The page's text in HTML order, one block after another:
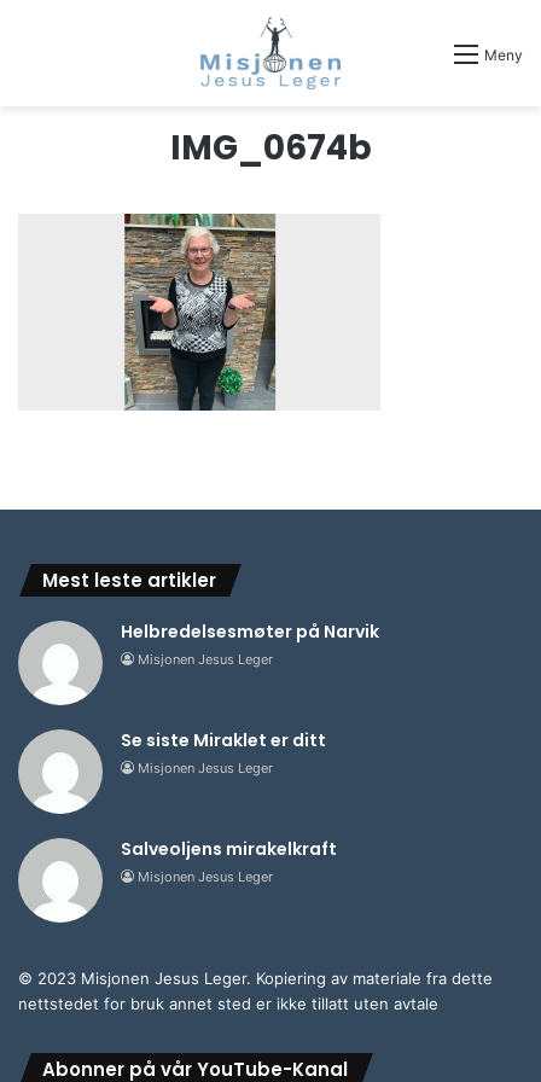
Meny
IMG_0674b
Mest leste artikler
Helbredelsesmøter på Narvik
Misjonen Jesus Leger
Se siste Miraklet er ditt
Misjonen Jesus Leger
Salveoljens mirakelkraft
Misjonen Jesus Leger
© 2023 Misjonen Jesus Leger. Kopiering av materiale fra dette
nettstedet for bruk annet sted er ikke tillatt uten avtale
Abonner på vår YouTube-Kanal